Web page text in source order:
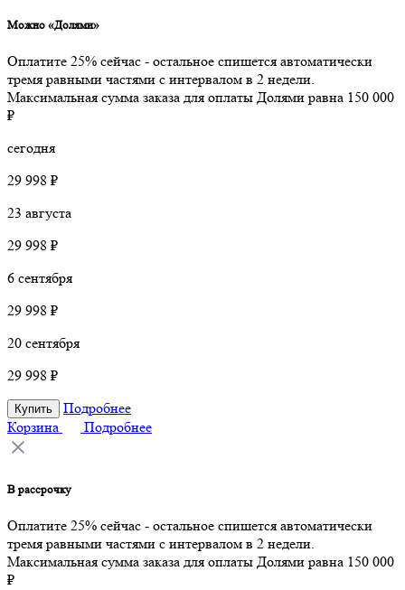
Можно «Долями»
Оплатите 25% сейчас - остальное спишется автоматически
тремя равными частями с интервалом в 2 недели.
Максимальная сумма заказа для оплаты Долями равна 150 000
₽
сегодня
29 998 ₽
23 августа
29 998 ₽
6 сентября
29 998 ₽
20 сентября
29 998 ₽
Купить
Подробнее
Корзина
Подробнее
В рассрочку
Оплатите 25% сейчас - остальное спишется автоматически
тремя равными частями с интервалом в 2 недели.
Максимальная сумма заказа для оплаты Долями равна 150 000
₽